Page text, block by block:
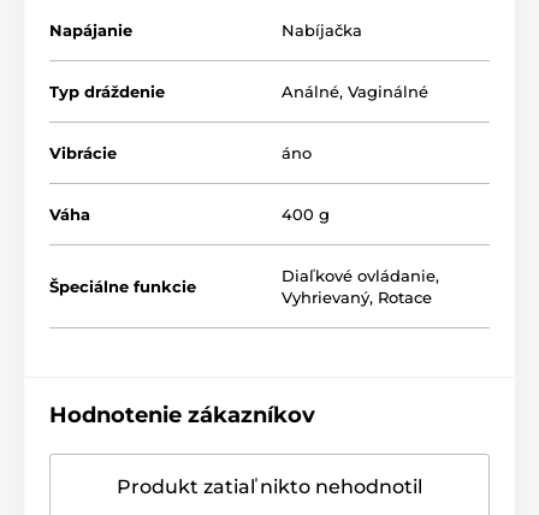
Napájanie Nabíjačka
Typ dráždenie Análné, Vaginálné
Vibrácie áno
Váha 400 g
Špeciálne funkcie
Diaľkové ovládanie,
Vyhrievaný, Rotace
Hodnotenie zákazníkov
Produkt zatiaľ nikto nehodnotil